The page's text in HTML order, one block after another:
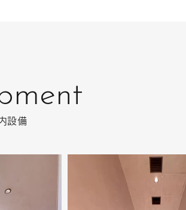
設備